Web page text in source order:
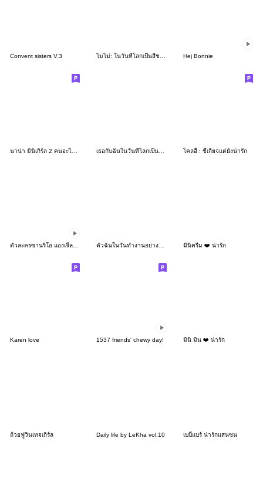
Convent sisters V.3 โมโม่: ในวันที่โลกเป็นสีชมพู Hej Bonnie
โคลอี้ : ขี้เกียจแต่ยังน่ารัก
มินิครีม ❤️ น่ารัก
Karen love 1537 friends' chewy day! มินิ มิน ❤️ น่ารัก
ถ้วยฟูวินเทจเกิร์ล Daily life by LeKha vol.10 เบบี้แบร์ น่ารักแสนซน